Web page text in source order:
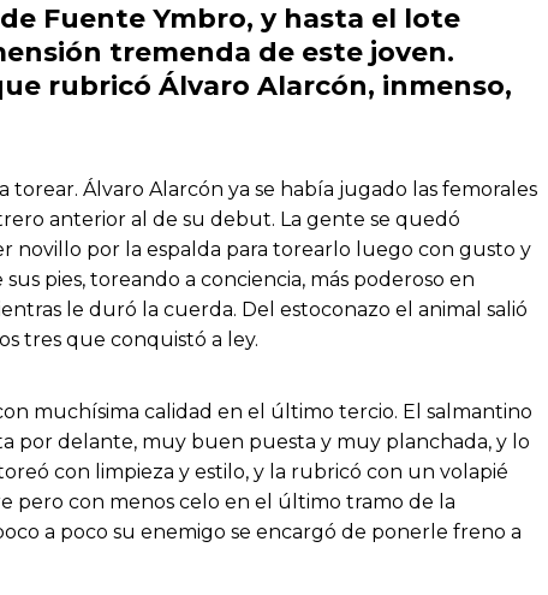
Fuente Ymbro, y hasta el lote
tremenda de este joven.
rubricó Álvaro Alarcón, inmenso,
Álvaro Alarcón ya se había jugado las femorales
anterior al de su debut. La gente se quedó
novillo por la espalda para torearlo luego con gusto y
pies, toreando a conciencia, más poderoso en
le duró la cuerda. Del estoconazo el animal salió
tres que conquistó a ley.
muchísima calidad en el último tercio. El salmantino
por delante, muy buen puesta y muy planchada, y lo
con limpieza y estilo, y la rubricó con un volapié
pero con menos celo en el último tramo de la
a poco su enemigo se encargó de ponerle freno a